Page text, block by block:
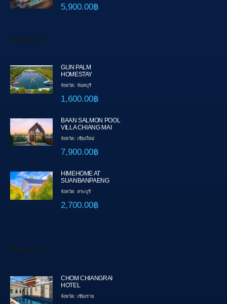
5,900.00฿
ที่พักแนะนำ
GLIN PALM
HOMESTAY
จังหวัด: จันทบุรี
1,600.00฿
BAAN SALMON POOL
VILLA CHIANG MAI
จังหวัด: เชียงใหม่
7,900.00฿
HIMEHOME AT
SUANBANPAENG
จังหวัด: สระบุรี
2,700.00฿
ที่พักแนะนำ
CHOM CHIANGRAI
HOTEL
จังหวัด: เชียงราย